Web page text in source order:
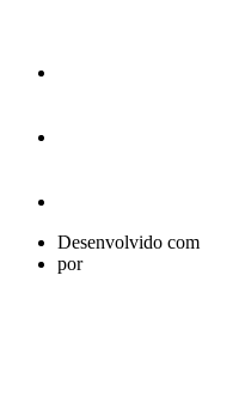
Desenvolvido com
por